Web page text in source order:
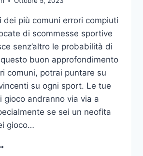
dei più comuni errori compiuti
di scommesse sportive
senz’altro le probabilità di
buon approfondimento
comuni, potrai puntare su
su ogni sport. Le tue
gioco andranno via via a
se sei un neofita
gioco…